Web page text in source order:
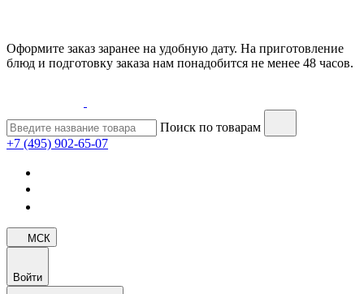
Оформите заказ заранее на удобную дату. На приготовление
блюд и подготовку заказа нам понадобится не менее 48 часов.
Поиск по товарам
+7 (495) 902-65-07
МСК
Войти